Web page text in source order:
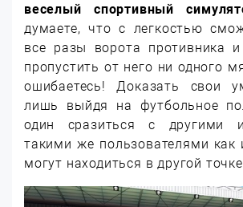
веселый спортивный
думаете, что с легкостью
все разы ворота противника
пропустить от него ни одного
ошибаетесь! Доказать свои
лишь выйдя на футбольное
один сразиться с другими
такими же пользователями как
могут находиться в другой